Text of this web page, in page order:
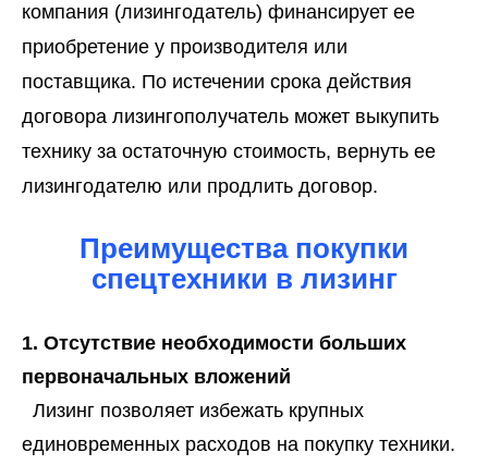
компания (лизингодатель) финансирует ее
приобретение у производителя или
поставщика. По истечении срока действия
договора лизингополучатель может выкупить
технику за остаточную стоимость, вернуть ее
лизингодателю или продлить договор.
Преимущества покупки
спецтехники в лизинг
1. Отсутствие необходимости больших
первоначальных вложений
Лизинг позволяет избежать крупных
единовременных расходов на покупку техники.